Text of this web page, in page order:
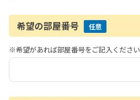
希望の部屋番号 任意
※希望があれば部屋番号をご記入ください